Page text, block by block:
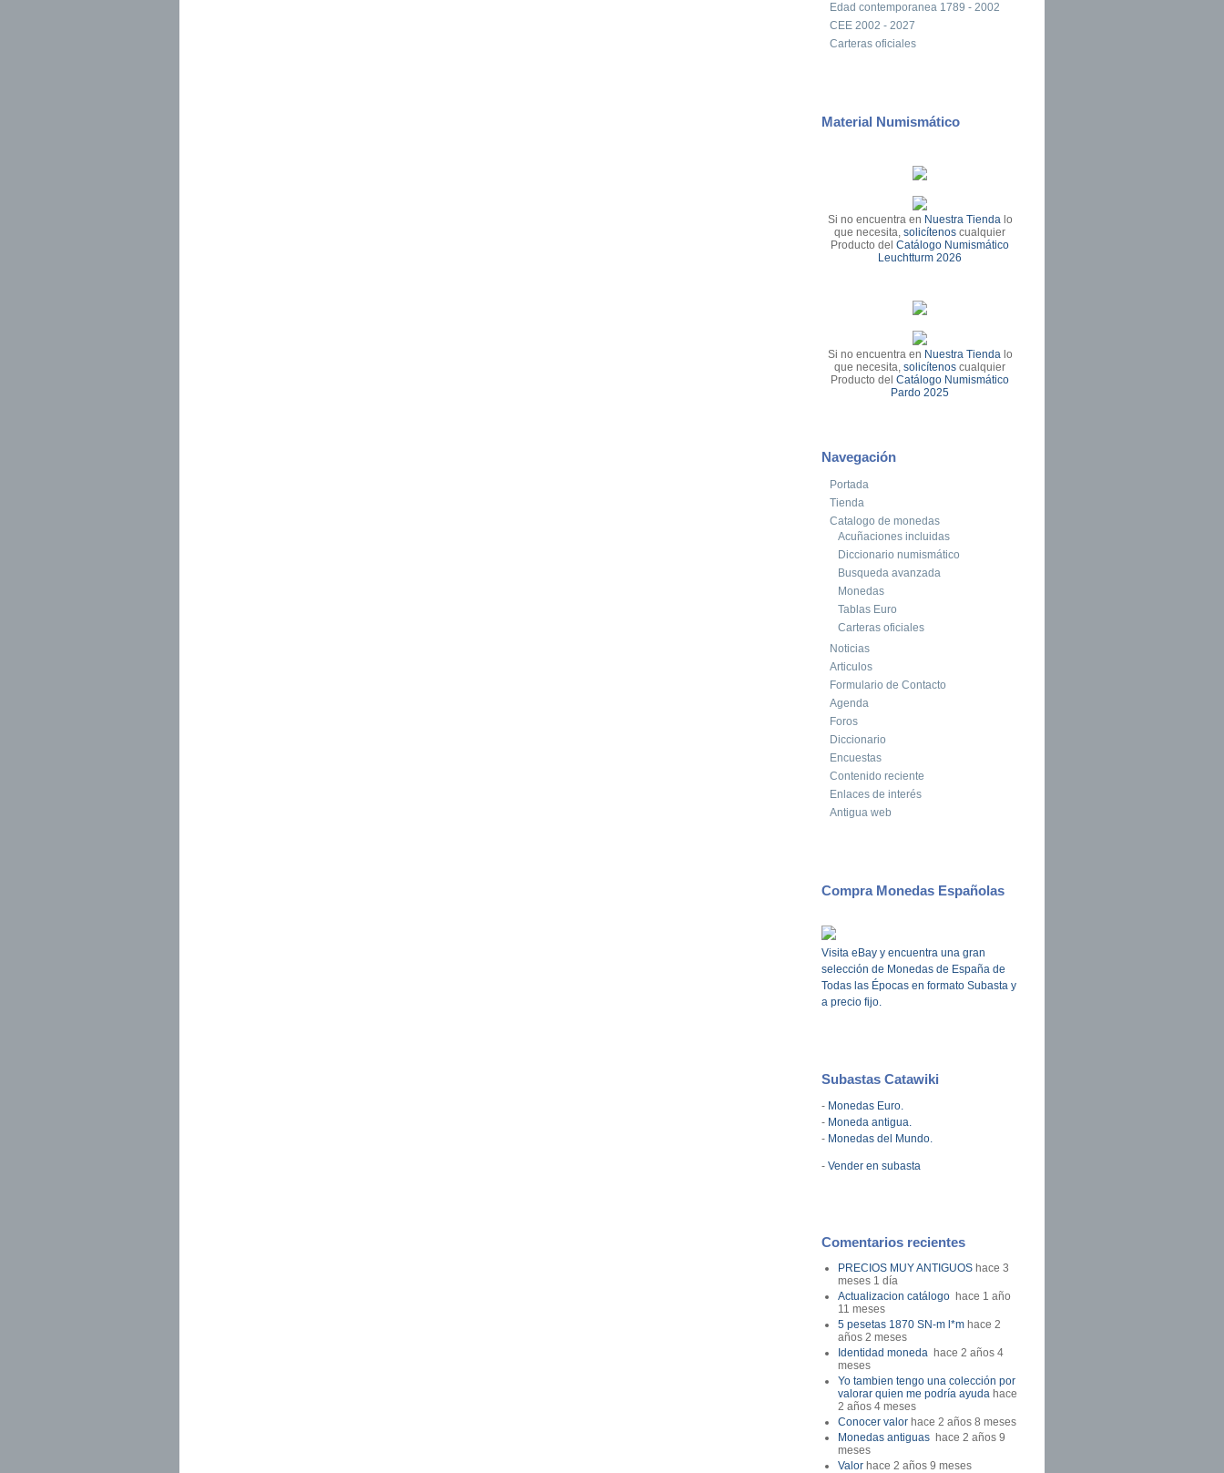
Edad contemporanea 1789 - 2002
CEE 2002 - 2027
Carteras oficiales
Material Numismático
Si no encuentra en Nuestra Tiendalo
que necesita,solicítenos cualquier
Producto delCatálogo Numismático
Leuchtturm 2026
Si no encuentra en Nuestra Tiendalo
que necesita,solicítenos cualquier
Producto delCatálogo Numismático
Pardo 2025
Navegación
Portada
Tienda
Catalogo de monedas
Acuñaciones incluidas
Diccionario numismático
Busqueda avanzada
Monedas
Tablas Euro
Carteras oficiales
Noticias
Articulos
Formulario de Contacto
Agenda
Foros
Diccionario
Encuestas
Contenido reciente
Enlaces de interés
Antigua web
Compra Monedas Españolas
Visita eBay y encuentra una gran
selección de Monedas de España de
Todas las Épocas en formato Subasta y
a precio fijo.
Subastas Catawiki
- Monedas Euro.
- Moneda antigua.
- Monedas del Mundo.
- Vender en subasta
Comentarios recientes
PRECIOS MUY ANTIGUOS hace 3
meses 1 día
Actualizacion catálogo hace 1 año
11 meses
5 pesetas 1870 SN-m l*m hace 2
años 2 meses
Identidad moneda hace 2 años 4
meses
Yo tambien tengo una colección por
valorar quien me podría ayuda hace
2 años 4 meses
Conocer valor hace 2 años 8 meses
Monedas antiguas hace 2 años 9
meses
Valor hace 2 años 9 meses